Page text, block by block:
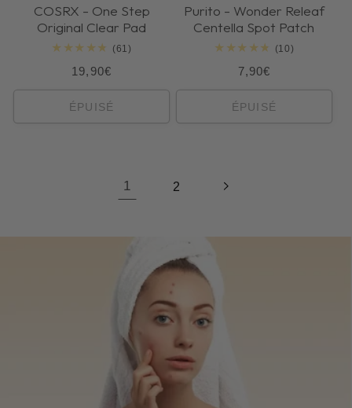
COSRX - One Step
Original Clear Pad
(61)
Prix
19,90€
ÉPUISÉ
Purito - Wonder Releaf
Centella Spot Patch
(10)
Prix
7,90€
ÉPUISÉ
1 2